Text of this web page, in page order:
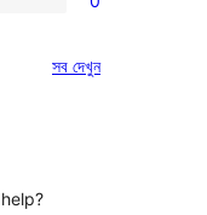
সবরিভিউ
দেখুন